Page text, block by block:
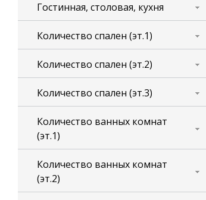
Гостинная, столовая, кухня
Количество спален (эт.1)
Количество спален (эт.2)
Количество спален (эт.3)
Количество ванных комнат
(эт.1)
Количество ванных комнат
(эт.2)